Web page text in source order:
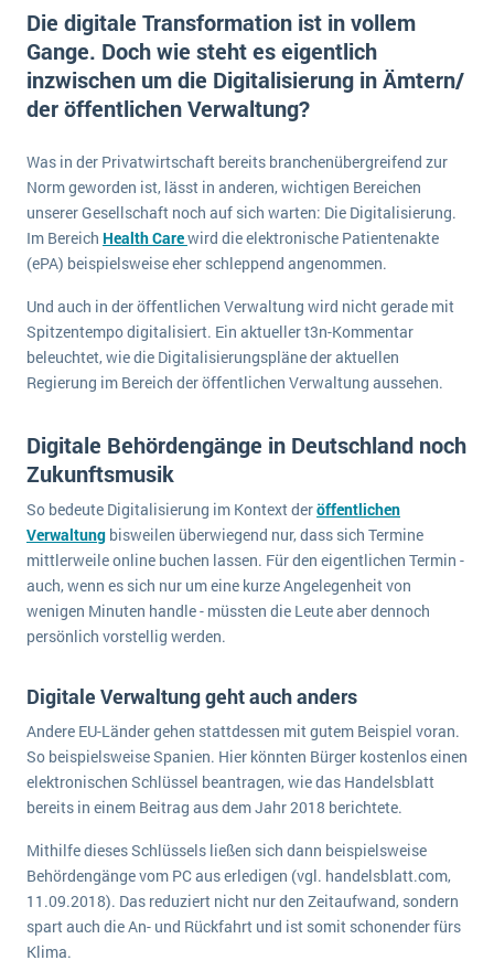
Suche
Vergleich
Auswahl
Schulung
Auswertung
Service und Wartung
E-commerce
Einzelhandel
Finanzen
Grosshandel
Handel
Handwerk
Health Care
IKT
Installation
Landwirtschaft
Maschinenbau
NGO
Lebensmittelindustrie
Logistik
Produktion
Immobilien
Services
Textil und Mode
Vermietung
Die 4 Komponenten eines CRM-Systems
5 Funktionen einer ERP-Software für Konzerne
Was ist Data Mining? - Ein Leitfaden für Unternehmen
Mehr über ERP-Software
ERP Wissenszentrum
Ein WMS implementieren: Das sind die 6
wichtigsten Punkte, die es zu beachten gilt
Service Level Agreements (SLA) und ERP: Was muss man wissen?
ERP-Software für Abfallentsorger
MEHR ÜBER ERP-SOFTWARE
ERP News
SAP übernimmt Reltio für eine bessere
Offene Stellen bei ERP-Lieferanten
Über uns
DSGVO/GDPR
Kontakt
Die digitale Transformation ist in vollem
Gange. Doch wie steht es eigentlich
inzwischen um die Digitalisierung in Ämtern/
der öffentlichen Verwaltung?
Was in der Privatwirtschaft bereits branchenübergreifend zur
Norm geworden ist, lässt in anderen, wichtigen Bereichen
unserer Gesellschaft noch auf sich warten: Die Digitalisierung.
Im Bereich Health Carewird die elektronische Patientenakte
(ePA) beispielsweise eher schleppend angenommen.
Und auch in der öffentlichen Verwaltung wird nicht gerade mit
Spitzentempo digitalisiert. Ein aktueller t3n-Kommentar
beleuchtet, wie die Digitalisierungspläne der aktuellen
Regierung im Bereich der öffentlichen Verwaltung aussehen.
Digitale Behördengänge in Deutschland noch
Zukunftsmusik
So bedeute Digitalisierung im Kontext deröffentlichen
Verwaltung bisweilen überwiegend nur, dass sich Termine
mittlerweile online buchen lassen. Für den eigentlichen Termin -
auch, wenn es sich nur um eine kurze Angelegenheit von
wenigen Minuten handle - müssten die Leute aber dennoch
persönlich vorstellig werden.
Digitale Verwaltung geht auch anders
Andere EU-Länder gehen stattdessen mit gutem Beispiel voran.
So beispielsweise Spanien. Hier könnten Bürger kostenlos einen
elektronischen Schlüssel beantragen, wie das Handelsblatt
bereits in einem Beitrag aus dem Jahr 2018 berichtete.
Mithilfe dieses Schlüssels ließen sich dann beispielsweise
Behördengänge vom PC aus erledigen (vgl. handelsblatt.com,
11.09.2018). Das reduziert nicht nur den Zeitaufwand, sondern
spart auch die An- und Rückfahrt und ist somit schonender fürs
Klima.